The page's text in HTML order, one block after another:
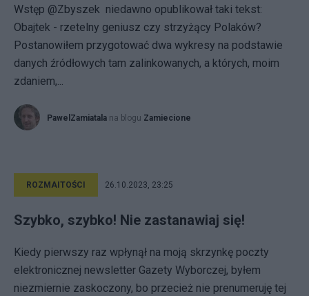
Wstęp @Zbyszek niedawno opublikował taki tekst:
Obajtek - rzetelny geniusz czy strzyżący Polaków?
Postanowiłem przygotować dwa wykresy na podstawie
danych źródłowych tam zalinkowanych, a których, moim
zdaniem,...
PawelZamiatala na blogu Zamiecione
ROZMAITOŚCI 26.10.2023, 23:25
Szybko, szybko! Nie zastanawiaj się!
Kiedy pierwszy raz wpłynął na moją skrzynkę poczty
elektronicznej newsletter Gazety Wyborczej, byłem
niezmiernie zaskoczony, bo przecież nie prenumeruję tej